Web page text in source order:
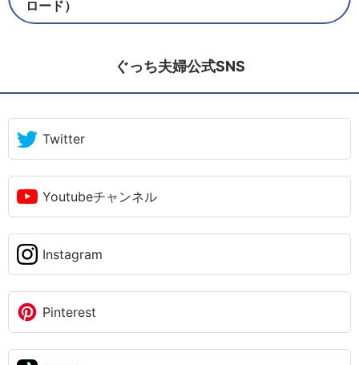
ロード）
ぐっち夫婦公式SNS
Twitter
Youtubeチャンネル
Instagram
Pinterest